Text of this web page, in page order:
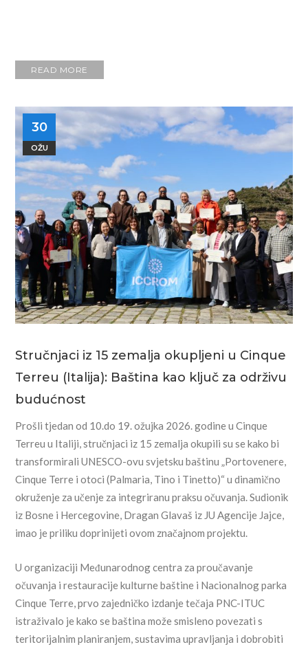
READ MORE
30
OŽU
Stručnjaci iz 15 zemalja okupljeni u Cinque
Terreu (Italija): Baština kao ključ za održivu
budućnost
Prošli tjedan od 10.do 19. ožujka 2026. godine u Cinque
Terreu u Italiji, stručnjaci iz 15 zemalja okupili su se kako bi
transformirali UNESCO-ovu svjetsku baštinu „Portovenere,
Cinque Terre i otoci (Palmaria, Tino i Tinetto)“ u dinamično
okruženje za učenje za integriranu praksu očuvanja. Sudionik
iz Bosne i Hercegovine, Dragan Glavaš iz JU Agencije Jajce,
imao je priliku doprinijeti ovom značajnom projektu.
U organizaciji Međunarodnog centra za proučavanje
očuvanja i restauracije kulturne baštine i Nacionalnog parka
Cinque Terre, prvo zajedničko izdanje tečaja PNC-ITUC
istraživalo je kako se baština može smisleno povezati s
teritorijalnim planiranjem, sustavima upravljanja i dobrobiti